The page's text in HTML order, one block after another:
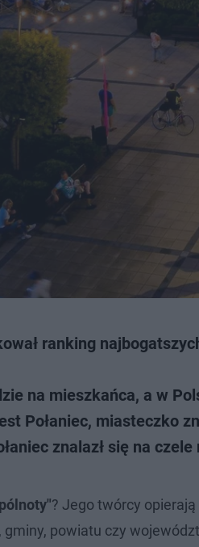
ranking
na mieszkańca, a w
Połaniec, miasteczko
znalazł się na
? Jego twórcy
powiatu czy